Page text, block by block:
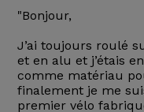
"Bonjour,
J’ai toujours roulé
et en alu et j’étais
comme matériau
finalement je me
premier vélo